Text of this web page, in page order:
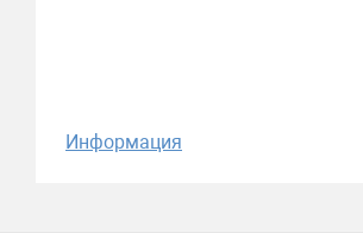
Информация